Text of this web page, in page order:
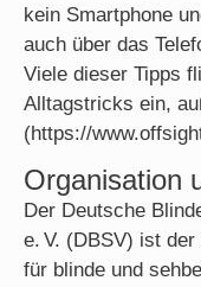
kein Smartphone
auch über das
Viele dieser Tipps
Alltagstricks ein,
(https://
Organisation
Der Deutsche
e. V. (DBSV) ist
für blinde und